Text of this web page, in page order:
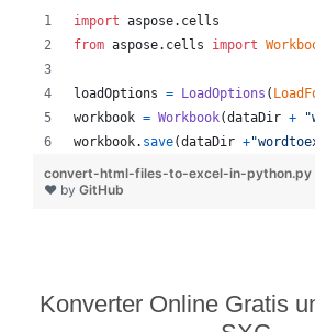
import aspose. cells
from aspose. cells import
loadOptions = LoadOptions (
workbook = Workbook(dataDir +
workbook. save(dataDir +
convert-html-files-to-excel-in-python.py
❤ by GitHub
Konverter Online Gratis